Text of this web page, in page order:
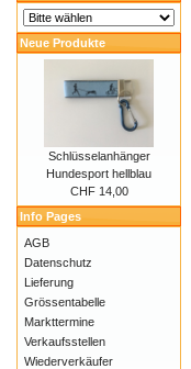
Neue Produkte
Schlüsselanhänger
Hundesport hellblau
CHF 14,00
Info Pages
AGB
Datenschutz
Lieferung
Grössentabelle
Markttermine
Verkaufsstellen
Wiederverkäufer